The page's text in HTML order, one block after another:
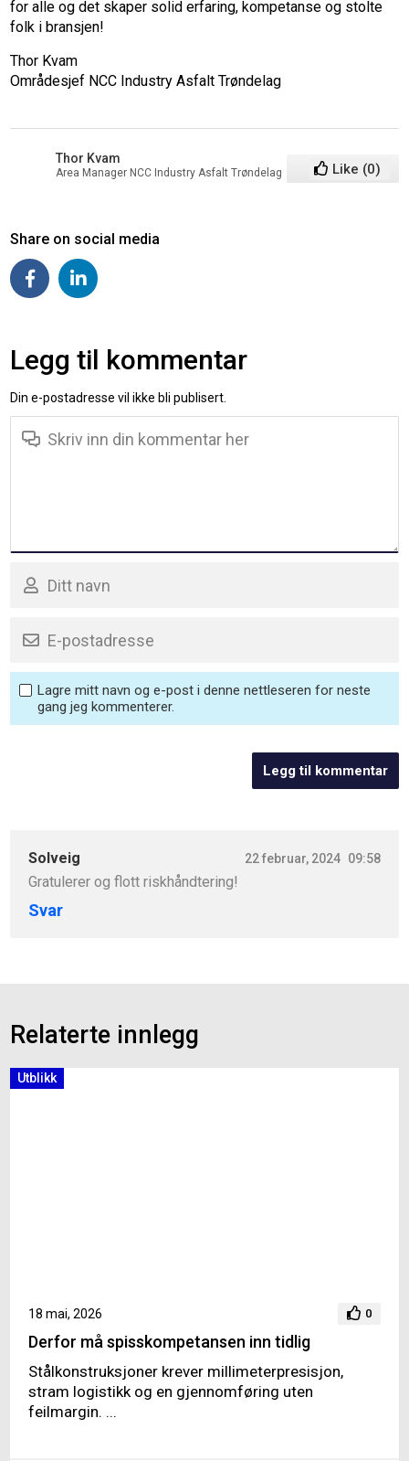
for alle og det skaper solid erfaring, kompetanse og stolte
folk i bransjen!
Thor Kvam
Områdesjef NCC Industry Asfalt Trøndelag
Thor Kvam
Area Manager NCC Industry Asfalt Trøndelag Like (0)
Share on social media
Legg til kommentar
Din e-postadresse vil ikke bli publisert.
Lagre mitt navn og e-post i denne nettleseren for neste
gang jeg kommenterer.
Solveig 22 februar, 2024 09:58
Gratulerer og flott riskhåndtering!
Svar
Relaterte innlegg
Utblikk
18 mai, 2026 0
Derfor må spisskompetansen inn tidlig
Stålkonstruksjoner krever millimeterpresisjon,
stram logistikk og en gjennomføring uten
feilmargin. ...